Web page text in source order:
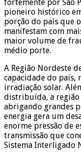
fortemente por São
pioneiro histórico
porção do país que
manifestam com
maior volume de
médio porte.
A Região Nordeste
capacidade do país,
irradiação solar.
distribuída, a região
abrigando grandes
energia gera um
enorme pressão de
transmissão que
Sistema Interligado